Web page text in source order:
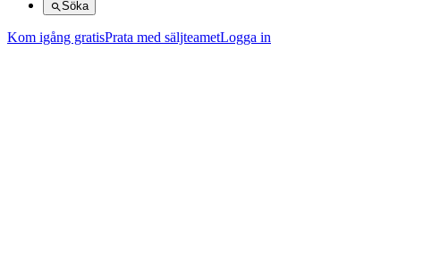
Söka
Kom igång gratisPrata med säljteametLogga in